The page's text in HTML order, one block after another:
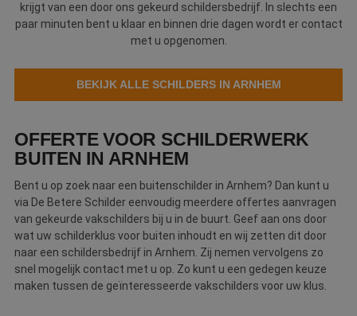
Partners
Verfspuitbedrijf?
Service
Nieuws & blog
Veelgestelde vragen
Contact
Magazines
krijgt van een door ons gekeurd schildersbedrijf. In slechts een
paar minuten bent u klaar en binnen drie dagen wordt er contact
met u opgenomen.
BEKIJK ALLE SCHILDERS IN ARNHEM
OFFERTE VOOR SCHILDERWERK
BUITEN IN ARNHEM
Bent u op zoek naar een buitenschilder in Arnhem? Dan kunt u
via De Betere Schilder eenvoudig meerdere offertes aanvragen
van gekeurde vakschilders bij u in de buurt. Geef aan ons door
wat uw schilderklus voor buiten inhoudt en wij zetten dit door
naar een schildersbedrijf in Arnhem. Zij nemen vervolgens zo
snel mogelijk contact met u op. Zo kunt u een gedegen keuze
maken tussen de geïnteresseerde vakschilders voor uw klus.